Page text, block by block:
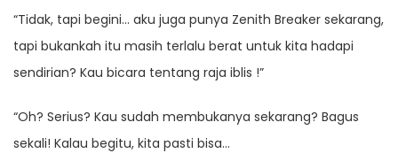
“Tidak, tapi begini… aku juga punya Zenith Breaker sekarang,
tapi bukankah itu masih terlalu berat untuk kita hadapi
sendirian? Kau bicara tentang raja iblis !”
“Oh? Serius? Kau sudah membukanya sekarang? Bagus
sekali! Kalau begitu, kita pasti bisa…